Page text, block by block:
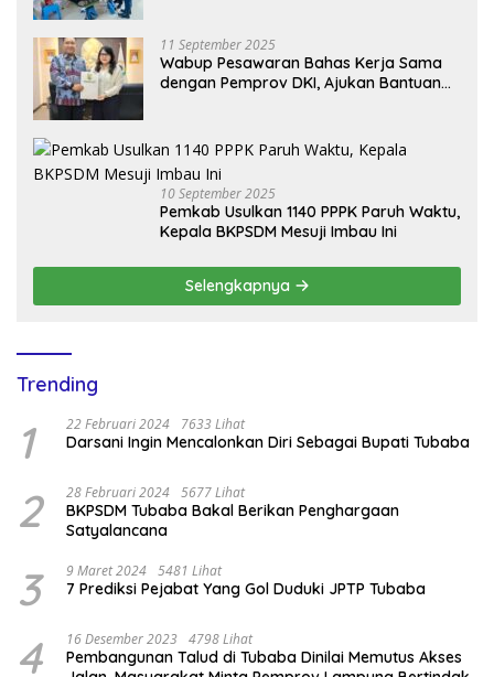
11 September 2025
Wabup Pesawaran Bahas Kerja Sama
dengan Pemprov DKI, Ajukan Bantuan
10 September 2025
Pemkab Usulkan 1140 PPPK Paruh Waktu,
Kepala BKPSDM Mesuji Imbau Ini
Selengkapnya
Trending
1 22 Februari 2024 7633 Lihat
Darsani Ingin Mencalonkan Diri Sebagai Bupati Tubaba
2 28 Februari 2024 5677 Lihat
BKPSDM Tubaba Bakal Berikan Penghargaan
Satyalancana
3 9 Maret 2024 5481 Lihat
7 Prediksi Pejabat Yang Gol Duduki JPTP Tubaba
4 16 Desember 2023 4798 Lihat
Pembangunan Talud di Tubaba Dinilai Memutus Akses